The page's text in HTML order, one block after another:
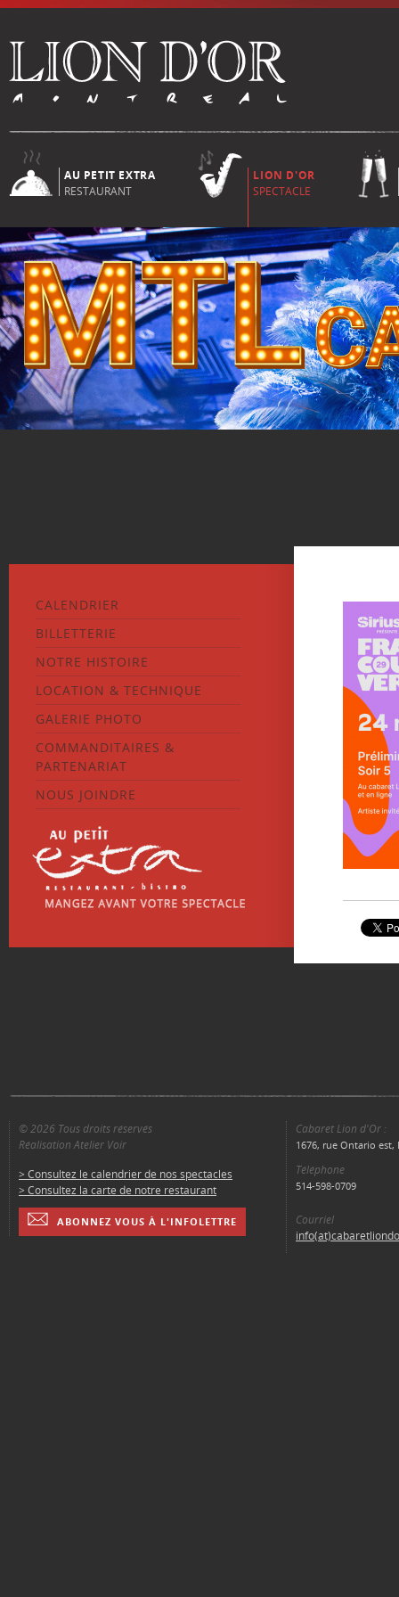
AU PETIT EXTRA
RESTAURANT
LION D'OR
SPECTACLE
CALENDRIER
BILLETTERIE
NOTRE HISTOIRE
LOCATION & TECHNIQUE
GALERIE PHOTO
COMMANDITAIRES &
PARTENARIAT
NOUS JOINDRE
© 2026 Tous droits réservés
Réalisation Atelier Voir
> Consultez le calendrier de nos spectacles
> Consultez la carte de notre restaurant
ABONNEZ VOUS À L'INFOLETTRE
Cabaret Lion d'Or :
1676, rue Ontario est,
Téléphone
514-598-0709
Courriel